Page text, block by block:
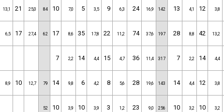
13,1 21 25,0 84 10 7,0 5 3,5 9 6,3 24 16,9 142 13 4,1 12 3,8
6,5 17 27,4 62 17 8,6 35 17,8 22 11,2 74 37,6 197 28 8,8 42 13,2
7 2,2 14 4,4 15 4,7 36 11,4 317 7 2,2 14 4,4
8,9 10 12,7 79 14 9,8 6 4,2 8 5,6 28 19,6 143 14 4,4 12 3,8
52 10 3,9 10 3,9 3 1,2 23 9,0 256 10 3,2 10 3,2